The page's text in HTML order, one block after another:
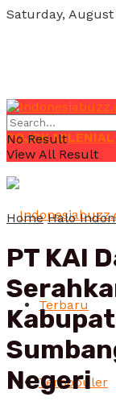
Saturday, August
POJOK MILENIAL
Terbaru
Terpopuler
No Result
View All Result
Home Halo
PT KAI
Negeri